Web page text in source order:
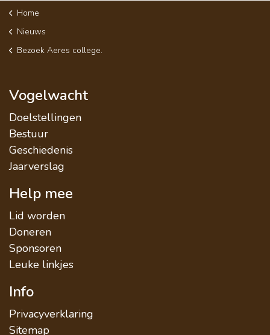
Home
Nieuws
Bezoek Aeres college.
Vogelwacht
Doelstellingen
Bestuur
Geschiedenis
Jaarverslag
Help mee
Lid worden
Doneren
Sponsoren
Leuke linkjes
Info
Privacyverklaring
Sitemap